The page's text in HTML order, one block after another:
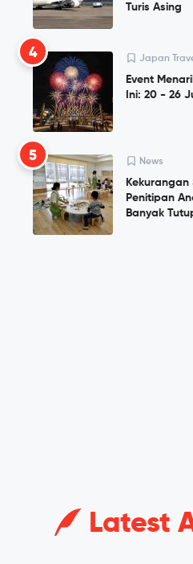
Turis Asing
4 Japan
Event
Ini: 20 - 26
5 News
Kekurangan
Penitipan
Banyak
Latest